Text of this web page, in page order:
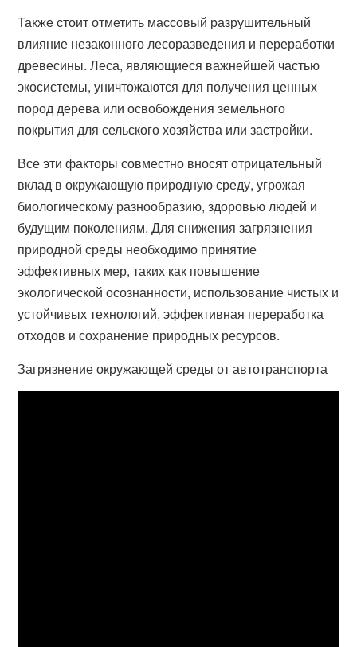
Также стоит отметить массовый разрушительный
влияние незаконного лесоразведения и переработки
древесины. Леса, являющиеся важнейшей частью
экосистемы, уничтожаются для получения ценных
пород дерева или освобождения земельного
покрытия для сельского хозяйства или застройки.
Все эти факторы совместно вносят отрицательный
вклад в окружающую природную среду, угрожая
биологическому разнообразию, здоровью людей и
будущим поколениям. Для снижения загрязнения
природной среды необходимо принятие
эффективных мер, таких как повышение
экологической осознанности, использование чистых и
устойчивых технологий, эффективная переработка
отходов и сохранение природных ресурсов.
Загрязнение окружающей среды от автотранспорта